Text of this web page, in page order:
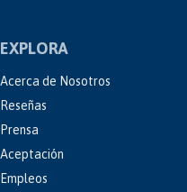
EXPLORA
Acerca de Nosotros
Reseñas
Prensa
Aceptación
Empleos